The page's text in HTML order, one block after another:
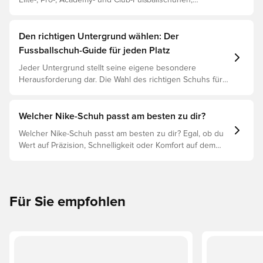
Den richtigen Untergrund wählen: Der
Fussballschuh-Guide für jeden Platz
Jeder Untergrund stellt seine eigene besondere
Herausforderung dar. Die Wahl des richtigen Schuhs für
Langlebigkeit des Schuhs. Lies weiter, um
verschiedenen Untergründe sind.
Welcher Nike-Schuh passt am besten zu dir?
Welcher Nike-Schuh passt am besten zu dir? Egal, ob du
Wert auf Präzision, Schnelligkeit oder Komfort auf dem
Für Sie empfohlen